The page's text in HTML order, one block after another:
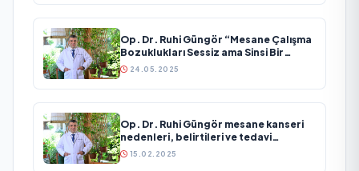
Op. Dr. Ruhi Güngör “Mesane Çalışma
Bozuklukları Sessiz ama Sinsi Bir
Sorun”
24.05.2025
Op. Dr. Ruhi Güngör mesane kanseri
nedenleri, belirtileri ve tedavi
yöntemleri hakkında önemli
15.02.2025